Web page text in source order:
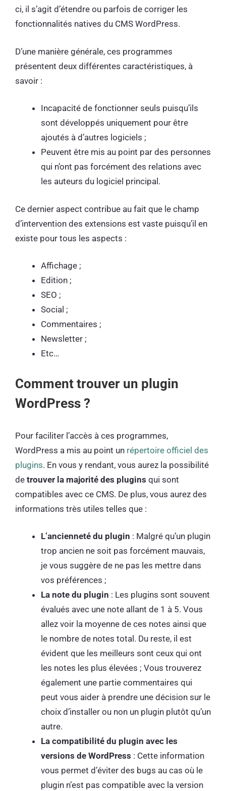
ci, il s’agit d’étendre ou parfois de corriger les
fonctionnalités natives du CMS WordPress.
D’une manière générale, ces programmes
présentent deux différentes caractéristiques, à
savoir :
Incapacité de fonctionner seuls puisqu’ils
sont développés uniquement pour être
ajoutés à d’autres logiciels ;
Peuvent être mis au point par des personnes
qui n’ont pas forcément des relations avec
les auteurs du logiciel principal.
Ce dernier aspect contribue au fait que le champ
d’intervention des extensions est vaste puisqu’il en
existe pour tous les aspects :
Affichage ;
Edition ;
SEO ;
Social ;
Commentaires ;
Newsletter ;
Etc…
Comment trouver un plugin
WordPress ?
Pour faciliter l’accès à ces programmes,
WordPress a mis au point un répertoire officiel des
plugins. En vous y rendant, vous aurez la possibilité
de trouver la majorité des plugins qui sont
compatibles avec ce CMS. De plus, vous aurez des
informations très utiles telles que :
L’ancienneté du plugin : Malgré qu’un plugin
trop ancien ne soit pas forcément mauvais,
je vous suggère de ne pas les mettre dans
vos préférences ;
La note du plugin : Les plugins sont souvent
évalués avec une note allant de 1 à 5. Vous
allez voir la moyenne de ces notes ainsi que
le nombre de notes total. Du reste, il est
évident que les meilleurs sont ceux qui ont
les notes les plus élevées ; Vous trouverez
également une partie commentaires qui
peut vous aider à prendre une décision sur le
choix d’installer ou non un plugin plutôt qu’un
autre.
La compatibilité du plugin avec les
versions de WordPress : Cette information
vous permet d’éviter des bugs au cas où le
plugin n’est pas compatible avec la version